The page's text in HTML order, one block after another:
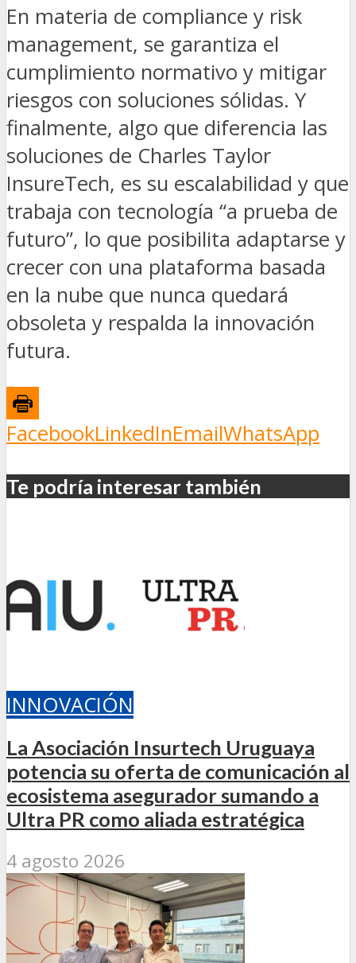
En materia de compliance y risk
management, se garantiza el
cumplimiento normativo y mitigar
riesgos con soluciones sólidas. Y
finalmente, algo que diferencia las
soluciones de Charles Taylor
InsureTech, es su escalabilidad y que
trabaja con tecnología “a prueba de
futuro”, lo que posibilita adaptarse y
crecer con una plataforma basada
en la nube que nunca quedará
obsoleta y respalda la innovación
futura.
FacebookLinkedInEmailWhatsApp
Te podría interesar también
INNOVACIÓN
La Asociación Insurtech Uruguaya
potencia su oferta de comunicación al
ecosistema asegurador sumando a
Ultra PR como aliada estratégica
4 agosto 2026